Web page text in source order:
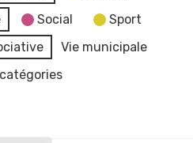
Social
Sport
Vie municipale